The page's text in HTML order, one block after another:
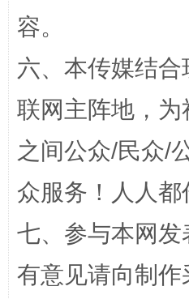
网上购药对药下症？
容。
六、本传媒结
联网主阵地，
之间公众/民众/
众服务！人人都
七、参与本网
有意见请向制